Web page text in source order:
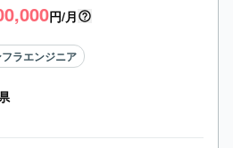
円/月
ラエンジニア